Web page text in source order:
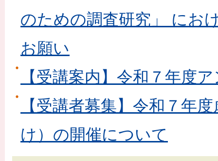
のための調査研究」 にお
お願い
【受講案内】令和７年度
【受講者募集】令和７年
け）の開催について